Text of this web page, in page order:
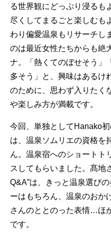
る世界観にどっぷり浸るも
尽くしてまるごと楽しむも
わり偏愛温泉もリサーチし
のは最近女性たちからも絶
ナ。「熱くてのぼせそう」
多そう」と、興味はあるけ
のために、思わず入りたく
や楽しみ方が満載です。
今回、単独としてHanako
は、温泉ソムリエの資格を
ん。温泉宿へのショートト
スしてもらいました。髙地
Q&A”は、きっと温泉選び
ーはもちろん、温泉のおか
さんのととのった表情…ほ
です。